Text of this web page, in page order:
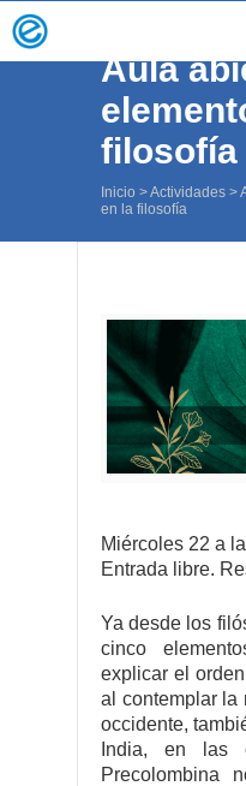
Aula
filosofía
Inicio >Actividades >
en la filosofía
Miércoles 22 a
Entrada libre.
Ya desde los
cinco
explicar el
al contemplar la
occidente,
India, en las
Precolombina